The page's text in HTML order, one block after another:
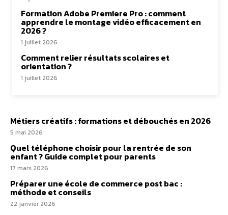
Formation Adobe Premiere Pro : comment
apprendre le montage vidéo efficacement en
2026 ?
1 juillet 2026
Comment relier résultats scolaires et
orientation ?
1 juillet 2026
Métiers créatifs : formations et débouchés en 2026
5 mai 2026
Quel téléphone choisir pour la rentrée de son
enfant ? Guide complet pour parents
17 mars 2026
Préparer une école de commerce post bac :
méthode et conseils
22 janvier 2026